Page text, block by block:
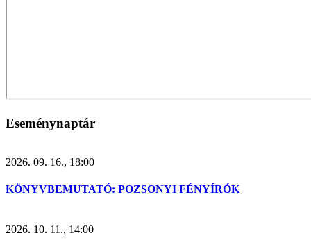
Eseménynaptár
2026. 09. 16., 18:00
KÖNYVBEMUTATÓ: POZSONYI FÉNYÍRÓK
2026. 10. 11., 14:00